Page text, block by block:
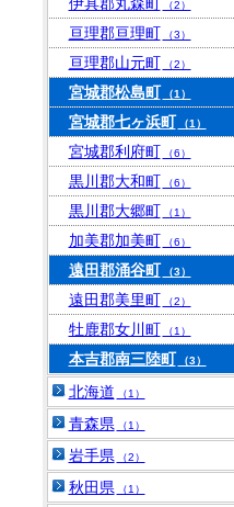
（2）
亘理郡亘理町 （3）
亘理郡山元町 （2）
宮城郡松島町 （1）
宮城郡七ヶ浜町 （1）
宮城郡利府町 （6）
黒川郡大和町 （6）
黒川郡大郷町 （1）
加美郡加美町 （6）
遠田郡涌谷町 （3）
遠田郡美里町 （2）
牡鹿郡女川町 （1）
本吉郡南三陸町 （3）
北海道 （1）
青森県 （1）
岩手県 （2）
秋田県 （1）